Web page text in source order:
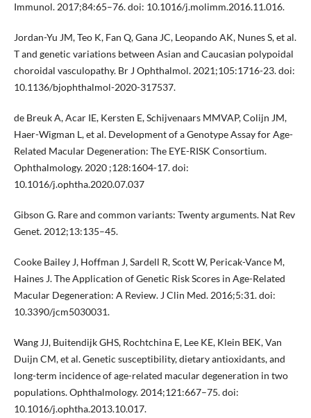
Immunol. 2017;84:65–76. doi: 10.1016/j.molimm.2016.11.016.
Jordan-Yu JM, Teo K, Fan Q, Gana JC, Leopando AK, Nunes S, et al.
T and genetic variations between Asian and Caucasian polypoidal
choroidal vasculopathy. Br J Ophthalmol. 2021;105:1716-23. doi:
10.1136/bjophthalmol-2020-317537.
de Breuk A, Acar IE, Kersten E, Schijvenaars MMVAP, Colijn JM,
Haer-Wigman L, et al. Development of a Genotype Assay for Age-
Related Macular Degeneration: The EYE-RISK Consortium.
Ophthalmology. 2020 ;128:1604-17. doi:
10.1016/j.ophtha.2020.07.037
Gibson G. Rare and common variants: Twenty arguments. Nat Rev
Genet. 2012;13:135–45.
Cooke Bailey J, Hoffman J, Sardell R, Scott W, Pericak-Vance M,
Haines J. The Application of Genetic Risk Scores in Age-Related
Macular Degeneration: A Review. J Clin Med. 2016;5:31. doi:
10.3390/jcm5030031.
Wang JJ, Buitendijk GHS, Rochtchina E, Lee KE, Klein BEK, Van
Duijn CM, et al. Genetic susceptibility, dietary antioxidants, and
long-term incidence of age-related macular degeneration in two
populations. Ophthalmology. 2014;121:667–75. doi:
10.1016/j.ophtha.2013.10.017.